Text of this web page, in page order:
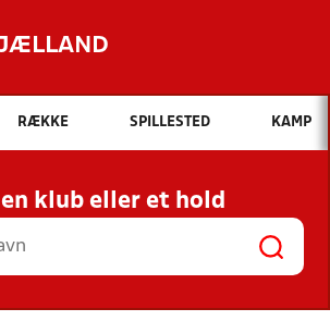
Hvad vil du søge efter?
INDHOLD OG NYHEDER
RESULTATER, KLUBBER OG
HOLD
RÆKKE SPILLESTED KAMP
en klub eller et hold